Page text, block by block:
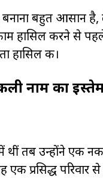
बहुत आसान है,
हासिल करने से
हासिल की।
नाम का
तब उन्होंने एक
प्रसिद्ध